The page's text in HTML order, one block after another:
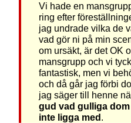
Vi hade en
ring efter
jag undrade vilka de
vad gör ni på min
om ursäkt, är det OK
mansgrupp och vi
fantastisk, men vi
och då går jag förbi
jag säger till henne
gud vad gulliga
inte ligga med .